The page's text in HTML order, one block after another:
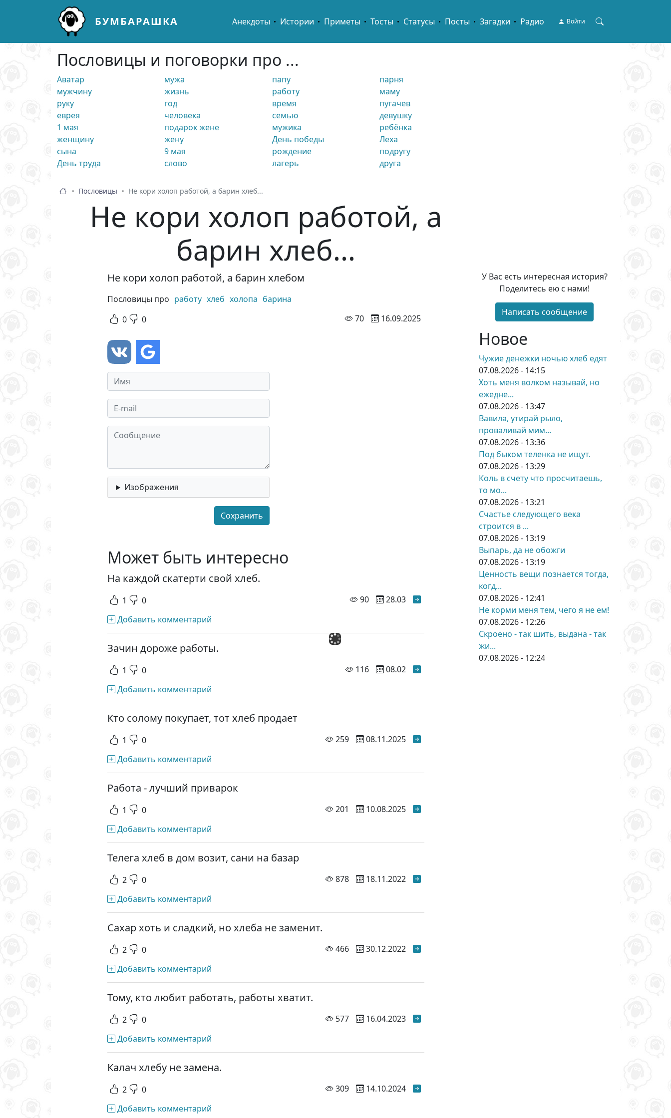
БУМБАРАШКА Main navigation
Анекдоты Истории Приметы Тосты Статусы Посты Загадки Радио User account menu
Войти
Пословицы и поговорки про ...
Аватар мужа папу
парня
мужчину
жизнь работу
маму
руку
год время
пугачев
еврея
человека семью
девушку
1 мая
подарок жене мужика
ребёнка
женщину
жену День победы
Леха
сына
9 мая рождение
подругу
День труда
слово лагерь друга
Пословицы Не кори холоп работой, а барин хлеб...
Не кори холоп работой, а
барин хлеб...
Не кори холоп работой, а барин хлебом
Пословицы про работу хлеб холопа барина
0
0 16.09.2025
70просмотров
Изображения
Может быть интересно
На каждой скатерти свой хлеб.
1 0 28.03
90просмотров
Добавить комментарий
Зачин дороже работы.
1 0 08.02
116просмотров
Добавить комментарий
Кто солому покупает, тот хлеб продает
1 0 08.11.2025
259просмотров
Добавить комментарий
Работа - лучший приварок
1 0 10.08.2025
201 просмотр
Добавить комментарий
Телега хлеб в дом возит, сани на базар
2 0 18.11.2022
878просмотров
Добавить комментарий
Сахар хоть и сладкий, но хлеба не заменит.
2 0 30.12.2022
466просмотров
Добавить комментарий
Тому, кто любит работать, работы хватит.
2 0 16.04.2023
577просмотров
Добавить комментарий
Калач хлебу не замена.
2 0 14.10.2024
309просмотров
Добавить комментарий
У Вас есть интересная история?
Поделитесь ею с нами!
Написать сообщение
Новое
Чужие денежки ночью хлеб едят
07.08.2026 - 14:15
Хоть меня волком называй, но
ежедне...
07.08.2026 - 13:47
Вавила, утирай рыло,
проваливай мим...
07.08.2026 - 13:36
Под быком теленка не ищут.
07.08.2026 - 13:29
Коль в счету что просчитаешь,
то мо...
07.08.2026 - 13:21
Счастье следующего века
строится в ...
07.08.2026 - 13:19
Выпарь, да не обожги
07.08.2026 - 13:19
Ценность вещи познается тогда,
когд...
07.08.2026 - 12:41
Не корми меня тем, чего я не ем!
07.08.2026 - 12:26
Скроено - так шить, выдана - так
жи...
07.08.2026 - 12:24